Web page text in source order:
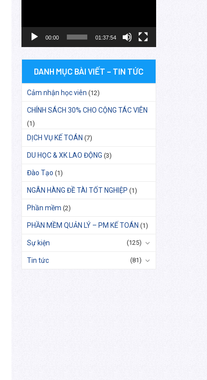
00:00 01:37:54
DANH MỤC BÀI VIẾT – TIN TỨC
Cảm nhận học viên (12)
CHÍNH SÁCH 30% CHO CỘNG TÁC VIÊN
(1)
DỊCH VỤ KẾ TOÁN (7)
DU HỌC & XK LAO ĐỘNG (3)
Đào Tạo (1)
NGÂN HÀNG ĐỀ TÀI TỐT NGHIỆP (1)
Phần mềm (2)
PHẦN MỀM QUẢN LÝ – PM KẾ TOÁN (1)
Sự kiện (125)
Tin tức (81)